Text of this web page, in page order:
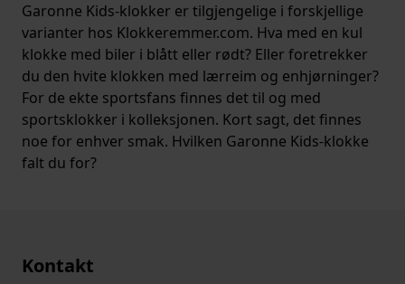
Garonne Kids-klokker er tilgjengelige i forskjellige
varianter hos Klokkeremmer.com. Hva med en kul
klokke med biler i blått eller rødt? Eller foretrekker
du den hvite klokken med lærreim og enhjørninger?
For de ekte sportsfans finnes det til og med
sportsklokker i kolleksjonen. Kort sagt, det finnes
noe for enhver smak. Hvilken Garonne Kids-klokke
falt du for?
Kontakt